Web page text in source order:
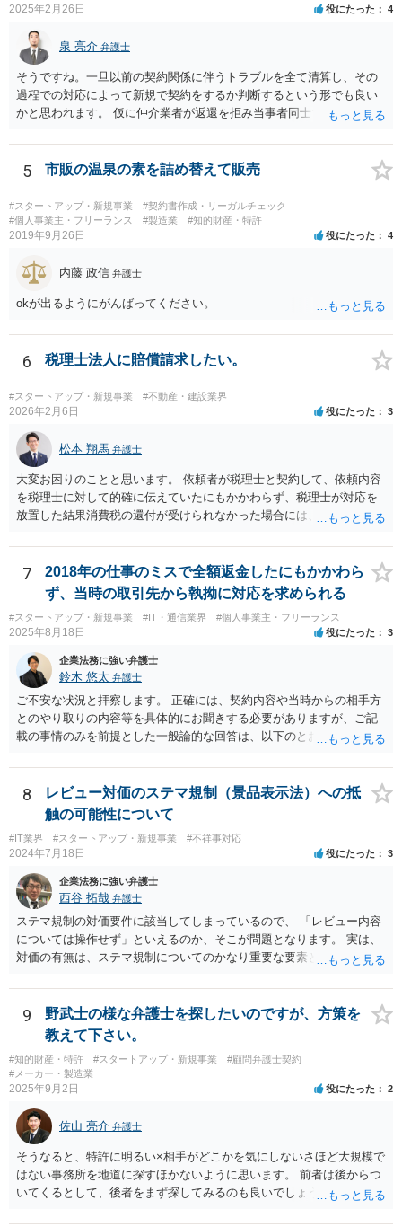
2025年2月26日 役にたった 4
泉 亮介 弁護士
そうですね。一旦以前の契約関係に伴うトラブルを全て清算し、その
過程での対応によって新規で契約をするか判断するという形でも良い
かと思われます。 仮に仲介業者が返還を拒み当事者同士での解決が困
5 市販の温泉の素を詰め替えて販売
#スタートアップ・新規事業
#契約書作成・リーガルチェック
#個人事業主・フリーランス
#製造業 #知的財産・特許
2019年9月26日 役にたった 4
内藤 政信 弁護士
okが出るようにがんばってください。
6 税理士法人に賠償請求したい。
#スタートアップ・新規事業 #不動産・建設業界
2026年2月6日 役にたった 3
松本 翔馬 弁護士
大変お困りのことと思います。 依頼者が税理士と契約して、依頼内容
を税理士に対して的確に伝えていたにもかかわらず、税理士が対応を
放置した結果消費税の還付が受けられなかった場合には、賠償請求で
あるか否かという問題 ②税理士本人が税務業務をしていなかったとい
う税理士職務の妥当性の問題 ③クライアントが誤って簡易課税届出書
を提出していたところ、税理士が課税方式の確認をしなかった問題 と
いう課題があります。 ①については、 税理士が責任を持つのは契約に
明記された委任事務に限定されるのが原則です。 サービスとして委任
事務外の税務相談に応じた結果、その責任を負う場合もゼロではあり
ませんが、責任追及するハードルはかなり上がります。 ②について
は、 実際上、税理士事務所では事務員が顧客対応することが多いと聞
きます。 そのため、メールに税理士が参加していないことや直接面談
していないことをもって賠償請求の理由とすることは現実問題として
は難しい可能性があります。 ③については、 税理士が、契約上の委任
事務外の税務相談をサービスで実施していた場合は、税理士側から積
極的に課税方式を確認しなければならないという程度の注意義務は認
められにくいのではないかと思います。 もっとも、顧問契約締結当初
から本件法人設立の相談についても依頼しており委任事務に含まれて
いたと主張できる事情がある場合には、上記より幾分有利に進められ
るかと思います。 より詳細な検討は、個別に法律事務所に問い合わせ
て法律相談されるとよいでしょう。
7
2018年の仕事のミスで全額返金したにもかかわら
ず、当時の取引先から執拗に対応を求められる
#スタートアップ・新規事業 #IT・通信業界 #個人事業主・フリーランス
2025年8月18日 役にたった 3
企業法務に強い弁護士
鈴木 悠太 弁護士
ご不安な状況と拝察します。 正確には、契約内容や当時からの相手方
とのやり取りの内容等を具体的にお聞きする必要がありますが、ご記
載の事情のみを前提とした一般論的な回答は、以下のとおりです。 ①
前の商事消滅時効、不法行為消滅時効）にかかっている可能性が高い
です。 ②相手方の報告要求については、法的には従う義務はないでし
ょう。 ③すでに対応は完了しており、もし相手方から今後具体的な法
的請求ないし措置がなされれば改めて検討するという方針でもよいよ
うに思われます。
8
レビュー対価のステマ規制（景品表示法）への抵
触の可能性について
#IT業界 #スタートアップ・新規事業 #不祥事対応
2024年7月18日 役にたった 3
企業法務に強い弁護士
西谷 拓哉 弁護士
ステマ規制の対価要件に該当してしまっているので、 「レビュー内容
については操作せず」といえるのか、そこが問題となります。 実は、
対価の有無は、ステマ規制についてのかなり重要な要素となります。
とを条件に割り引くサービスを提供していたケースですが、 明示的に
高評価と指示していなくても、全件報酬を支払うことを約してレビュ
ーをさせるということになれば、結局はそれはレビュー内容について
事業者が関与していると評価され「事業者による表示（広告）」と判
断される余地は残るといえるでしょう。 あくまで、自身の嗜好に基づ
く、自主的なレビューでなければステマ規制にひっかかる可能性があ
www.caa.go.jp/policies/policy/representation/fair_labeling/guideline/ass
ets/representation_cms216_230328_03.pdf の５頁（イ）、２（１）参
照
9
野武士の様な弁護士を探したいのですが、方策を
教えて下さい。
#知的財産・特許 #スタートアップ・新規事業
#顧問弁護士契約
#メーカー・製造業
2025年9月2日 役にたった 2
佐山 亮介 弁護士
そうなると、特許に明るい×相手がどこかを気にしないさほど大規模で
はない事務所を地道に探すほかないように思います。 前者は後からつ
いてくるとして、後者をまず探してみるのも良いでしょう。